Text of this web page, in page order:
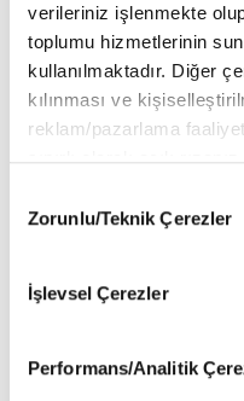
verileriniz işlenmekte
toplumu hizmetlerinin
kullanılmaktadır. Diğer
kılınması ve
reklam/pazarlama
sınırlı olarak açık
vasıtasıyla
6698 sayılı Kişisel
okumak ve sitemizi
gerçekleştirilen veri
Selection
Zorunlu/Teknik Çerezler
İşlevsel Çerezler
Performans/Analitik
Grafik Tasarım: Burcu
Birinci Baskı: Şubat 2024
Sayfa Sayısı:24
ISBN No:978-625-8292-